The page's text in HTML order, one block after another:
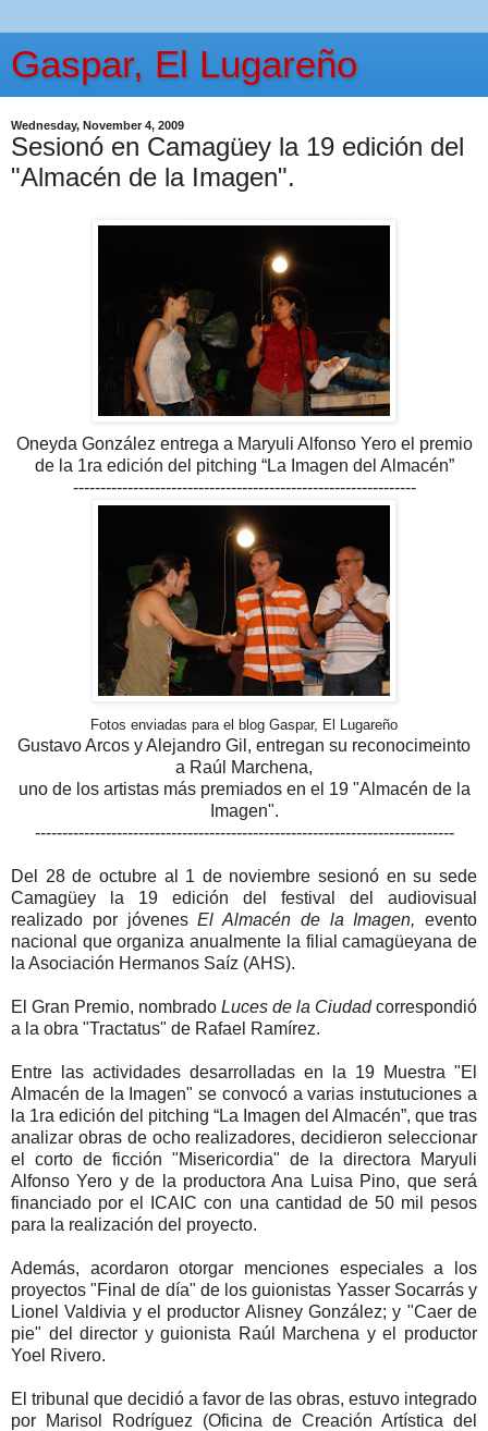
Gaspar, El Lugareño
Wednesday, November 4, 2009
Sesionó en Camagüey la 19 edición del
"Almacén de la Imagen".
Oneyda González entrega a Maryuli Alfonso Yero el premio
de la 1ra edición del pitching “La Imagen del Almacén”
---------------------------------------------------------------
Fotos enviadas para el blog Gaspar, El Lugareño
Gustavo Arcos y Alejandro Gil, entregan su reconocimeinto
a Raúl Marchena,
uno de los artistas más premiados en el 19 "Almacén de la
Imagen".
-----------------------------------------------------------------------------
Del 28 de octubre al 1 de noviembre sesionó en su sede
Camagüey la 19 edición del festival del audiovisual
realizado por jóvenesEl Almacén de la Imagen, evento
nacional que organiza anualmente la filial camagüeyana de
la Asociación Hermanos Saíz (AHS).
El Gran Premio, nombrado Luces de la Ciudadcorrespondió
a la obra "Tractatus" de Rafael Ramírez.
Entre las actividades desarrolladas en la 19 Muestra "El
Almacén de la Imagen" se convocó a varias instutuciones a
la 1ra edición del pitching “La Imagen del Almacén”, que tras
analizar obras de ocho realizadores, decidieron seleccionar
el corto de ficción "Misericordia" de la directora Maryuli
Alfonso Yero y de la productora Ana Luisa Pino, que será
financiado por el ICAIC con una cantidad de 50 mil pesos
para la realización del proyecto.
Además, acordaron otorgar menciones especiales a los
proyectos "Final de día" de los guionistas Yasser Socarrás y
Lionel Valdivia y el productor Alisney González; y "Caer de
pie" del director y guionista Raúl Marchena y el productor
Yoel Rivero.
El tribunal que decidió a favor de las obras, estuvo integrado
por Marisol Rodríguez (Oficina de Creación Artística del